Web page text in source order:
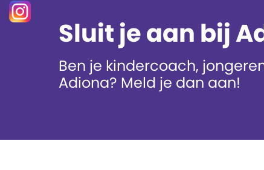
Sluit je aan bij
Ben je kindercoach,
Adiona? Meld je dan aan!